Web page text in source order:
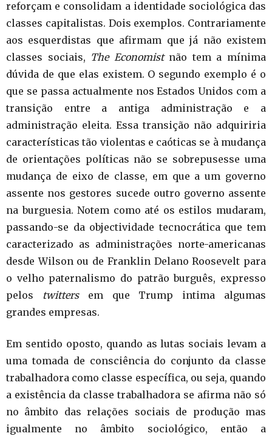
reforçam e consolidam a identidade sociológica das
classes capitalistas. Dois exemplos. Contrariamente
aos esquerdistas que afirmam que já não existem
classes sociais, The Economistnão tem a mínima
dúvida de que elas existem. O segundo exemplo é o
que se passa actualmente nos Estados Unidos com a
transição entre a antiga administração e a
administração eleita. Essa transição não adquiriria
características tão violentas e caóticas se à mudança
de orientações políticas não se sobrepusesse uma
mudança de eixo de classe, em que a um governo
assente nos gestores sucede outro governo assente
na burguesia. Notem como até os estilos mudaram,
passando-se da objectividade tecnocrática que tem
caracterizado as administrações norte-americanas
desde Wilson ou de Franklin Delano Roosevelt para
o velho paternalismo do patrão burguês, expresso
pelos twittersem que Trump intima algumas
grandes empresas.
Em sentido oposto, quando as lutas sociais levam a
uma tomada de consciência do conjunto da classe
trabalhadora como classe específica, ou seja, quando
a existência da classe trabalhadora se afirma não só
no âmbito das relações sociais de produção mas
igualmente no âmbito sociológico, então a